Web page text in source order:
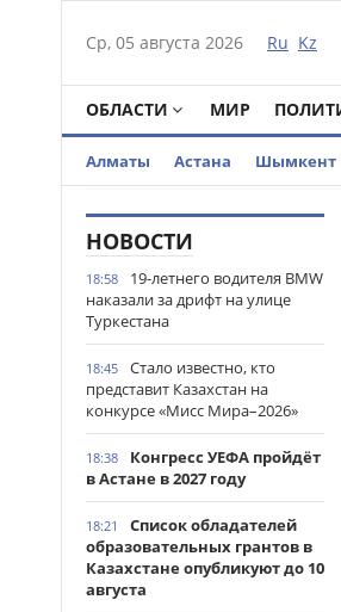
Ср, 05 августа 2026 Ru Kz
ОБЛАСТИ МИР
Алматы Астана Шымкент
НОВОСТИ
18:58
19-летнего водителя BMW
наказали за дрифт на улице
Туркестана
18:45
Стало известно, кто
представит Казахстан на
конкурсе «Мисс Мира–2026»
18:38
Конгресс УЕФА пройдёт
в Астане в 2027 году
18:21
Список обладателей
образовательных грантов в
Казахстане опубликуют до 10
августа